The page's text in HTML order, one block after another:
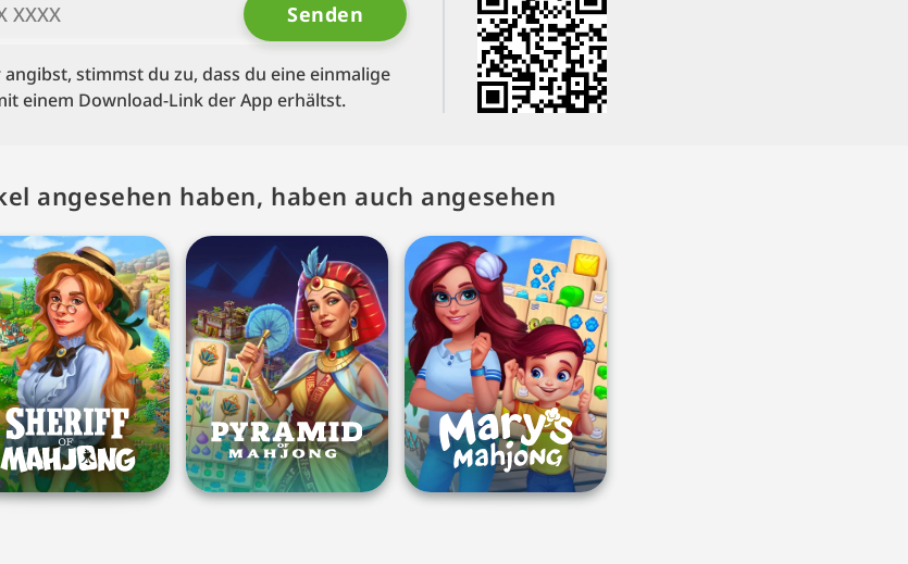
stimmst du zu, dass du eine einmalige
einem Download-Link der App erhältst.
angesehen haben, haben auch angesehen